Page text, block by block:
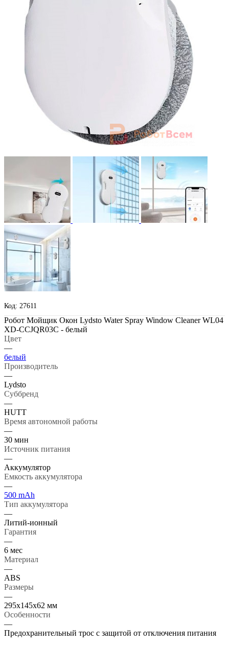
Код: 27611
Робот Мойщик Окон Lydsto Water Spray Window Cleaner WL04
XD-CCJQR03C - белый
Цвет
—
белый
Производитель
—
Lydsto
Суббренд
—
HUTT
Время автономной работы
—
30 мин
Источник питания
—
Аккумулятор
Емкость аккумулятора
—
500 mAh
Тип аккумулятора
—
Литий-ионный
Гарантия
—
6 мес
Материал
—
ABS
Размеры
—
295x145x62 мм
Особенности
—
Предохранительный трос с защитой от отключения питания